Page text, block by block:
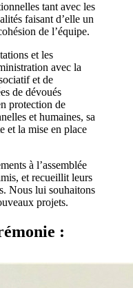
tant avec les
faisant d’elle un
de l’équipe.
et les
avec la
et de
de dévoués
protection de
et humaines, sa
et la mise en place
à l’assemblée
et recueillit leurs
Nous lui souhaitons
projets.
: